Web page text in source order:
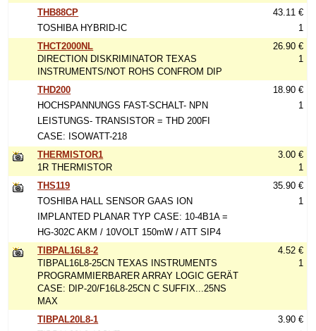
THB88CP
TOSHIBA HYBRID-IC
43.11 €
1
THCT2000NL
DIRECTION DISKRIMINATOR TEXAS
INSTRUMENTS/NOT ROHS CONFROM DIP
26.90 €
1
THD200
HOCHSPANNUNGS FAST-SCHALT- NPN
LEISTUNGS- TRANSISTOR = THD 200FI
CASE: ISOWATT-218
18.90 €
1
THERMISTOR1
1R THERMISTOR
3.00 €
1
THS119
TOSHIBA HALL SENSOR GAAS ION
IMPLANTED PLANAR TYP CASE: 10-4B1A =
HG-302C AKM / 10VOLT 150mW / ATT SIP4
35.90 €
1
TIBPAL16L8-2
TIBPAL16L8-25CN TEXAS INSTRUMENTS
PROGRAMMIERBARER ARRAY LOGIC GERÄT
CASE: DIP-20/F16L8-25CN C SUFFIX...25NS
MAX
4.52 €
1
TIBPAL20L8-1
3.90 €